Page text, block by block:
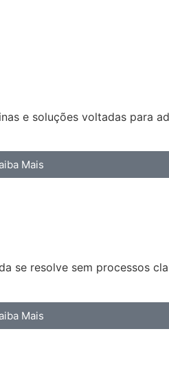
e soluções voltadas para
Mais
se resolve sem processos
Mais